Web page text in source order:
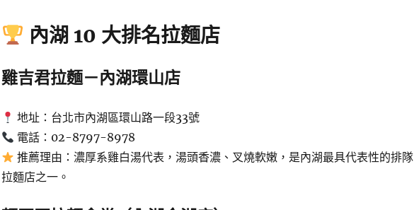
內湖 10 大排名拉麵店
雞吉君拉麵－內湖環山店
地址：台北市內湖區環山路一段33號
電話：02-8797-8978
推薦理由：濃厚系雞白湯代表，湯頭香濃、叉燒軟嫩，是內湖最具代表性的排隊
拉麵店之一。